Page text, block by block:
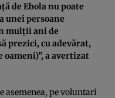
de Ebola nu poate
unei persoane
mulţii ani de
prezici, cu adevărat,
oameni)”, a avertizat
asemenea, pe voluntari